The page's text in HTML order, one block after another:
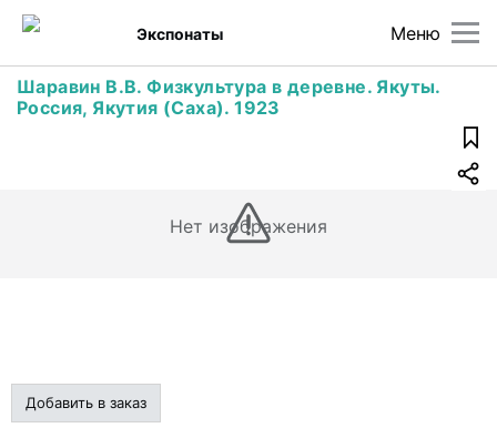
Меню
Экспонаты
Шаравин В.В. Физкультура в деревне. Якуты.
Россия, Якутия (Саха). 1923
Нет изображения
Добавить в заказ